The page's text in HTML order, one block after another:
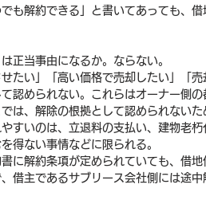
も解約できる」と書いてあっても、
当事由になるか。ならない。
い」「高い価格で売却したい」「売
認められない。これらはオーナー側
は、解除の根拠として認められないた
いのは、立退料の支払い、建物老朽
得ない事情などに限られる。
解約条項が定められていても、借地
借主であるサブリース会社側には途